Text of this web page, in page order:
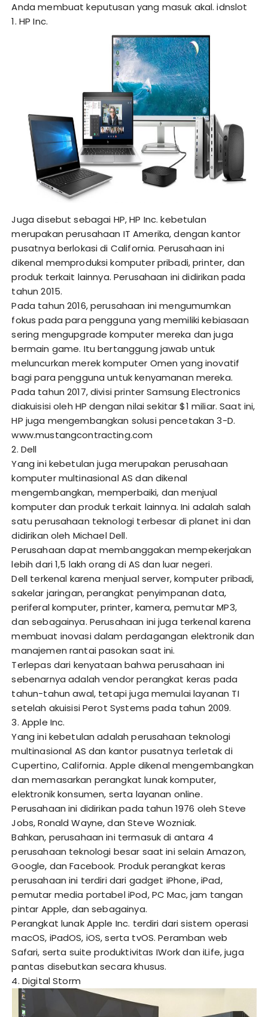
Anda membuat keputusan yang masuk akal.idnslot
1. HP Inc.
Juga disebut sebagai HP, HP Inc. kebetulan
merupakan perusahaan IT Amerika, dengan kantor
pusatnya berlokasi di California. Perusahaan ini
dikenal memproduksi komputer pribadi, printer, dan
produk terkait lainnya. Perusahaan ini didirikan pada
tahun 2015.
Pada tahun 2016, perusahaan ini mengumumkan
fokus pada para pengguna yang memiliki kebiasaan
sering mengupgrade komputer mereka dan juga
bermain game. Itu bertanggung jawab untuk
meluncurkan merek komputer Omen yang inovatif
bagi para pengguna untuk kenyamanan mereka.
Pada tahun 2017, divisi printer Samsung Electronics
diakuisisi oleh HP dengan nilai sekitar $1 miliar. Saat ini,
HP juga mengembangkan solusi pencetakan 3-D.
www.mustangcontracting.com
2. Dell
Yang ini kebetulan juga merupakan perusahaan
komputer multinasional AS dan dikenal
mengembangkan, memperbaiki, dan menjual
komputer dan produk terkait lainnya. Ini adalah salah
satu perusahaan teknologi terbesar di planet ini dan
didirikan oleh Michael Dell.
Perusahaan dapat membanggakan mempekerjakan
lebih dari 1,5 lakh orang di AS dan luar negeri.
Dell terkenal karena menjual server, komputer pribadi,
sakelar jaringan, perangkat penyimpanan data,
periferal komputer, printer, kamera, pemutar MP3,
dan sebagainya. Perusahaan ini juga terkenal karena
membuat inovasi dalam perdagangan elektronik dan
manajemen rantai pasokan saat ini.
Terlepas dari kenyataan bahwa perusahaan ini
sebenarnya adalah vendor perangkat keras pada
tahun-tahun awal, tetapi juga memulai layanan TI
setelah akuisisi Perot Systems pada tahun 2009.
3. Apple Inc.
Yang ini kebetulan adalah perusahaan teknologi
multinasional AS dan kantor pusatnya terletak di
Cupertino, California. Apple dikenal mengembangkan
dan memasarkan perangkat lunak komputer,
elektronik konsumen, serta layanan online.
Perusahaan ini didirikan pada tahun 1976 oleh Steve
Jobs, Ronald Wayne, dan Steve Wozniak.
Bahkan, perusahaan ini termasuk di antara 4
perusahaan teknologi besar saat ini selain Amazon,
Google, dan Facebook. Produk perangkat keras
perusahaan ini terdiri dari gadget iPhone, iPad,
pemutar media portabel iPod, PC Mac, jam tangan
pintar Apple, dan sebagainya.
Perangkat lunak Apple Inc. terdiri dari sistem operasi
macOS, iPadOS, iOS, serta tvOS. Peramban web
Safari, serta suite produktivitas IWork dan iLife, juga
pantas disebutkan secara khusus.
4. Digital Storm